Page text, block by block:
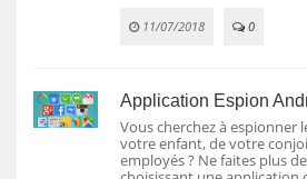
11/07/2018 0
Application Espion
Vous cherchez à espionner
votre enfant, de votre
employés ? Ne faites plus